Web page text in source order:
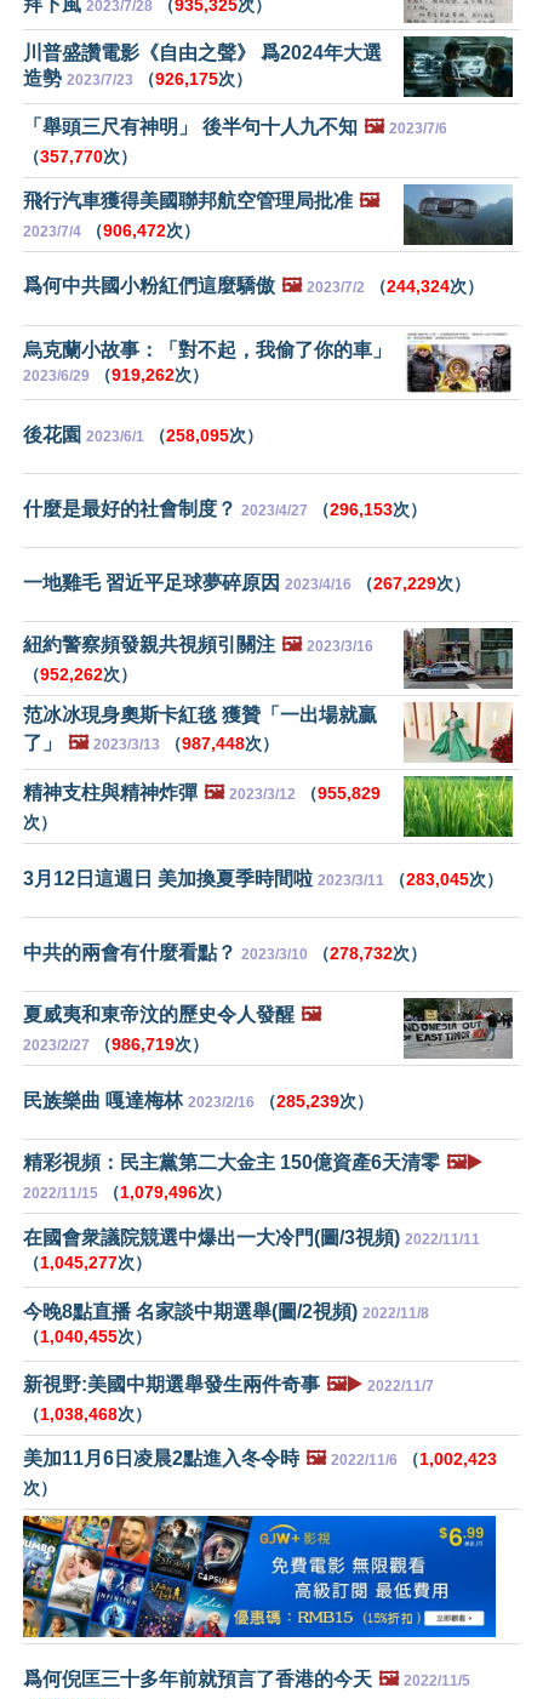
2023/7/28 （935,325次）
川普盛讚電影《自由之聲》 爲2024年大選
造勢 2023/7/23 （926,175次）
「舉頭三尺有神明」 後半句十人九不知 🖼️ 2023/7/6
（357,770次）
飛行汽車獲得美國聯邦航空管理局批准 🖼️
2023/7/4 （906,472次）
爲何中共國小粉紅們這麼驕傲 🖼️ 2023/7/2 （244,324次）
烏克蘭小故事：「對不起，我偷了你的車」
2023/6/29 （919,262次）
後花園 2023/6/1 （258,095次）
什麼是最好的社會制度？ 2023/4/27 （296,153次）
一地雞毛 習近平足球夢碎原因 2023/4/16 （267,229次）
紐約警察頻發親共視頻引關注 🖼️ 2023/3/16
（952,262次）
范冰冰現身奧斯卡紅毯 獲贊「一出場就贏
了」
🖼️ 2023/3/13 （987,448次）
精神支柱與精神炸彈 🖼️ 2023/3/12 （955,829
次）
3月12日這週日 美加換夏季時間啦 2023/3/11 （283,045次）
中共的兩會有什麼看點？ 2023/3/10 （278,732次）
夏威夷和東帝汶的歷史令人發醒 🖼️
2023/2/27 （986,719次）
民族樂曲 嘎達梅林 2023/2/16 （285,239次）
精彩視頻：民主黨第二大金主 150億資產6天清零 🖼️▶️
2022/11/15 （1,079,496次）
在國會衆議院競選中爆出一大冷門(圖/3視頻) 2022/11/11
（1,045,277次）
今晚8點直播 名家談中期選舉(圖/2視頻) 2022/11/8
（1,040,455次）
新視野:美國中期選舉發生兩件奇事 🖼️▶️ 2022/11/7
（1,038,468次）
美加11月6日凌晨2點進入冬令時 🖼️ 2022/11/6 （1,002,423
次）
爲何倪匡三十多年前就預言了香港的今天 🖼️ 2022/11/5